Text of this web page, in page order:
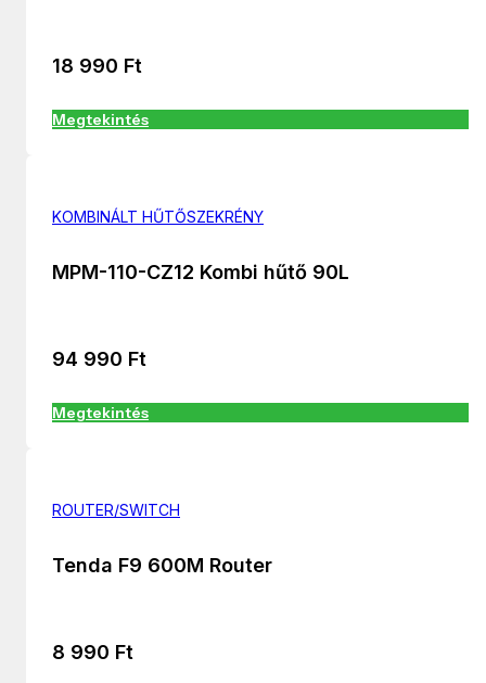
18 990 Ft
Megtekintés
KOMBINÁLT HŰTŐSZEKRÉNY
MPM-110-CZ12 Kombi hűtő 90L
94 990 Ft
Megtekintés
ROUTER/SWITCH
Tenda F9 600M Router
8 990 Ft